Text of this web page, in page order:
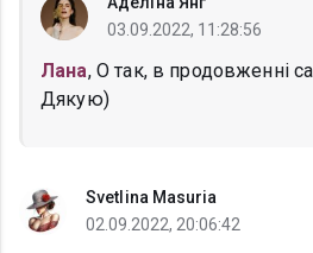
03.09.2022, 11:28:56
Лана, О так, в продовженні
Дякую)
Svetlina Masuria
02.09.2022, 20:06:42